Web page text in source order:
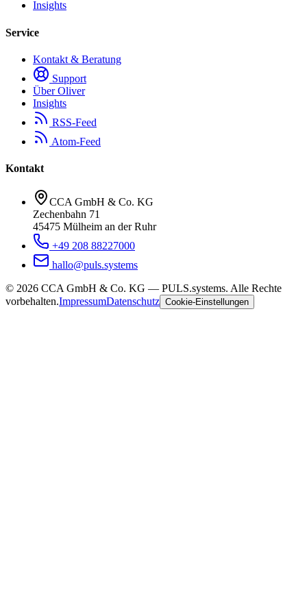
Insights
Service
Kontakt & Beratung
Support
Über Oliver
Insights
RSS-Feed
Atom-Feed
Kontakt
CCA GmbH & Co. KG
Zechenbahn 71
45475 Mülheim an der Ruhr
+49 208 88227000
hallo@puls.systems
© 2026 CCA GmbH & Co. KG — PULS.systems. Alle Rechte
vorbehalten.ImpressumDatenschutz Cookie-Einstellungen